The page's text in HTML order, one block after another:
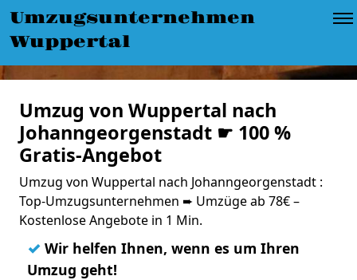
Umzugsunternehmen
Wuppertal
Umzug von Wuppertal nach
Johanngeorgenstadt ☛ 100 %
Gratis-Angebot
Umzug von Wuppertal nach Johanngeorgenstadt :
Top-Umzugsunternehmen ➨ Umzüge ab 78€ –
Kostenlose Angebote in 1 Min.
✓ Wir helfen Ihnen, wenn es um Ihren
Umzug geht!